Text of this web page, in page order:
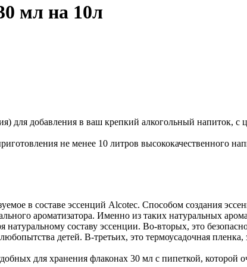
мл на 10л
для добавления в ваш крепкий алкогольный напиток,
не менее 10 литров высококачественного
в составе эссенций Alcotec. Способом создания
ароматизатора. Именно из таких натуральных
натуральному составу эссенции. Во-вторых, это
детей. В-третьих, это термоусадочная
для хранения флаконах 30 мл с пипеткой, которой